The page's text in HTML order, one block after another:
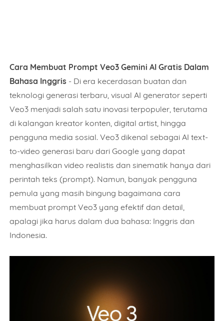
Cara Membuat Prompt Veo3 Gemini AI Gratis Dalam
Bahasa Inggris - Di era kecerdasan buatan dan
teknologi generasi terbaru, visual AI generator seperti
Veo3 menjadi salah satu inovasi terpopuler, terutama
di kalangan kreator konten, digital artist, hingga
pengguna media sosial. Veo3 dikenal sebagai AI text-
to-video generasi baru dari Google yang dapat
menghasilkan video realistis dan sinematik hanya dari
perintah teks (prompt). Namun, banyak pengguna
pemula yang masih bingung bagaimana cara
membuat prompt Veo3 yang efektif dan detail,
apalagi jika harus dalam dua bahasa: Inggris dan
Indonesia.